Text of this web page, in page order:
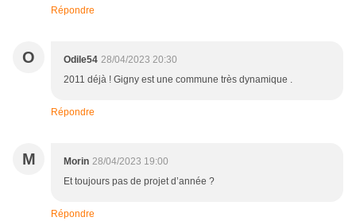
Répondre
O Odile54 28/04/2023 20:30
2011 déjà ! Gigny est une commune très dynamique .
Répondre
M Morin 28/04/2023 19:00
Et toujours pas de projet d’année ?
Répondre